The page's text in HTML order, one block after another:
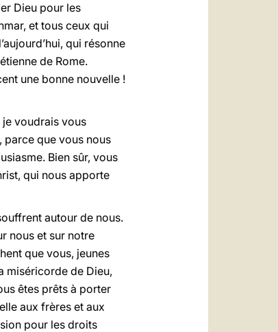
Dieu pour les
et tous ceux qui
qui résonne
de Rome.
une bonne nouvelle !
je voudrais vous
parce que vous nous
Bien sûr, vous
qui nous apporte
autour de nous.
nous et sur notre
que vous, jeunes
miséricorde de Dieu,
êtes prêts à porter
aux frères et aux
pour les droits